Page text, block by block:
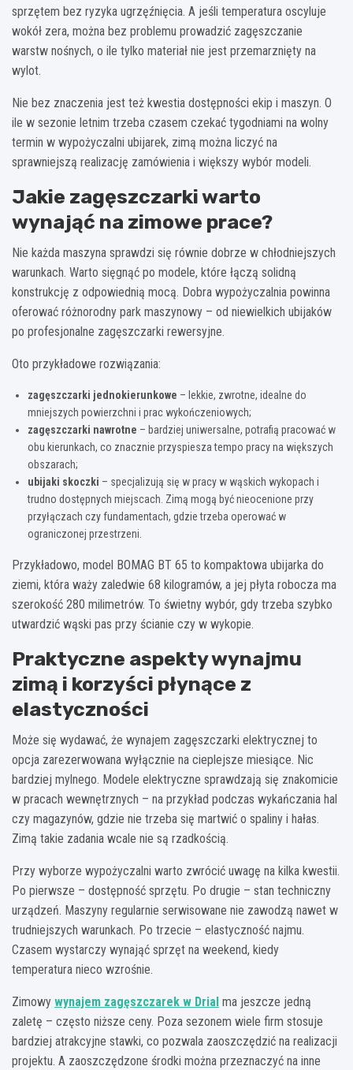
sprzętem bez ryzyka ugrzęźnięcia. A jeśli temperatura oscyluje
wokół zera, można bez problemu prowadzić zagęszczanie
warstw nośnych, o ile tylko materiał nie jest przemarznięty na
wylot.
Nie bez znaczenia jest też kwestia dostępności ekip i maszyn. O
ile w sezonie letnim trzeba czasem czekać tygodniami na wolny
termin w wypożyczalni ubijarek, zimą można liczyć na
sprawniejszą realizację zamówienia i większy wybór modeli.
Jakie zagęszczarki warto
wynająć na zimowe prace?
Nie każda maszyna sprawdzi się równie dobrze w chłodniejszych
warunkach. Warto sięgnąć po modele, które łączą solidną
konstrukcję z odpowiednią mocą. Dobra wypożyczalnia powinna
oferować różnorodny park maszynowy – od niewielkich ubijaków
po profesjonalne zagęszczarki rewersyjne.
Oto przykładowe rozwiązania:
zagęszczarki jednokierunkowe – lekkie, zwrotne, idealne do
mniejszych powierzchni i prac wykończeniowych;
zagęszczarki nawrotne – bardziej uniwersalne, potrafią pracować w
obu kierunkach, co znacznie przyspiesza tempo pracy na większych
obszarach;
ubijaki skoczki – specjalizują się w pracy w wąskich wykopach i
trudno dostępnych miejscach. Zimą mogą być nieocenione przy
przyłączach czy fundamentach, gdzie trzeba operować w
ograniczonej przestrzeni.
Przykładowo, model BOMAG BT 65 to kompaktowa ubijarka do
ziemi, która waży zaledwie 68 kilogramów, a jej płyta robocza ma
szerokość 280 milimetrów. To świetny wybór, gdy trzeba szybko
utwardzić wąski pas przy ścianie czy w wykopie.
Praktyczne aspekty wynajmu
zimą i korzyści płynące z
elastyczności
Może się wydawać, że wynajem zagęszczarki elektrycznej to
opcja zarezerwowana wyłącznie na cieplejsze miesiące. Nic
bardziej mylnego. Modele elektryczne sprawdzają się znakomicie
w pracach wewnętrznych – na przykład podczas wykańczania hal
czy magazynów, gdzie nie trzeba się martwić o spaliny i hałas.
Zimą takie zadania wcale nie są rzadkością.
Przy wyborze wypożyczalni warto zwrócić uwagę na kilka kwestii.
Po pierwsze – dostępność sprzętu. Po drugie – stan techniczny
urządzeń. Maszyny regularnie serwisowane nie zawodzą nawet w
trudniejszych warunkach. Po trzecie – elastyczność najmu.
Czasem wystarczy wynająć sprzęt na weekend, kiedy
temperatura nieco wzrośnie.
Zimowy wynajem zagęszczarek w Drial ma jeszcze jedną
zaletę – często niższe ceny. Poza sezonem wiele firm stosuje
bardziej atrakcyjne stawki, co pozwala zaoszczędzić na realizacji
projektu. A zaoszczędzone środki można przeznaczyć na inne